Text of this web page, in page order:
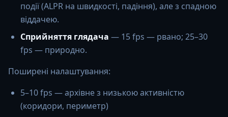
події (ALPR на швидкості, падіння), але з спадною
віддачею.
Сприйняття глядача — 15 fps — рвано; 25–30
fps — природно.
Поширені налаштування:
5–10 fps — архівне з низькою активністю
(коридори, периметр)